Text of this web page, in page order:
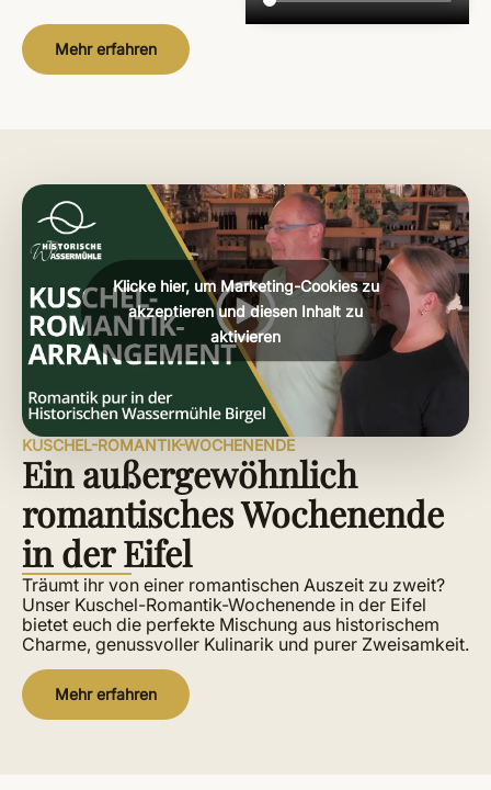
Mehr erfahren
KUSCHEL-ROMANTIK-WOCHENENDE
Ein außergewöhnlich
romantisches Wochenende
in der Eifel
Träumt ihr von einer romantischen Auszeit zu zweit?
Unser Kuschel-Romantik-Wochenende in der Eifel
bietet euch die perfekte Mischung aus historischem
Charme, genussvoller Kulinarik und purer Zweisamkeit.
Mehr erfahren
Klicke hier, um Marketing-Cookies zu
akzeptieren und diesen Inhalt zu
aktivieren